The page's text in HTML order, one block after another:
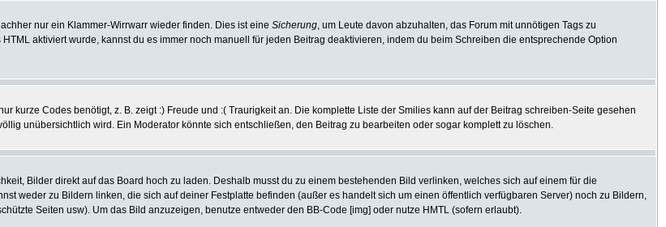
nur ein Klammer-Wirrwarr wieder finden. Dies ist eine Sicherung, um Leute davon abzuhalten, das Forum mit unnötigen Tags zu
aktiviert wurde, kannst du es immer noch manuell für jeden Beitrag deaktivieren, indem du beim Schreiben die entsprechende Option
kurze Codes benötigt, z. B. zeigt :) Freude und :( Traurigkeit an. Die komplette Liste der Smilies kann auf der Beitrag schreiben-Seite gesehen
unübersichtlich wird. Ein Moderator könnte sich entschließen, den Beitrag zu bearbeiten oder sogar komplett zu löschen.
Bilder direkt auf das Board hoch zu laden. Deshalb musst du zu einem bestehenden Bild verlinken, welches sich auf einem für die
weder zu Bildern linken, die sich auf deiner Festplatte befinden (außer es handelt sich um einen öffentlich verfügbaren Server) noch zu Bildern,
Seiten usw). Um das Bild anzuzeigen, benutze entweder den BB-Code [img] oder nutze HMTL (sofern erlaubt).